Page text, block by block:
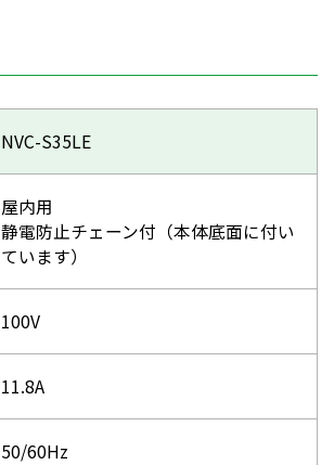
NVC-S35LE
屋内用
静電防止チェーン付（本体底面に付い
ています）
100V
11.8A
50/60Hz